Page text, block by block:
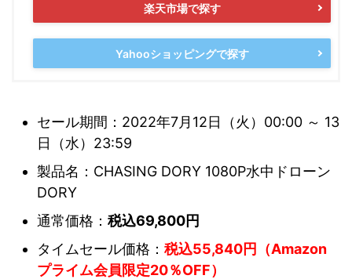
楽天市場で探す
Yahooショッピングで探す
セール期間：2022年7月12日（火）00:00 ～ 13
日（水）23:59
製品名：CHASING DORY 1080P水中ドローン
DORY
通常価格： 税込69,800円
タイムセール価格： 税込55,840円（Amazon
プライム会員限定20％OFF）